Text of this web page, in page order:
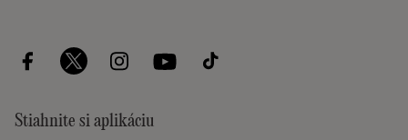
Stiahnite si aplikáciu